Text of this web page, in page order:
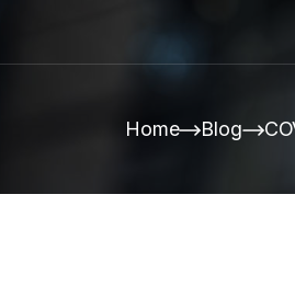
Home Blog